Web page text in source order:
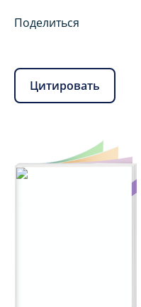
Поделиться
Цитировать